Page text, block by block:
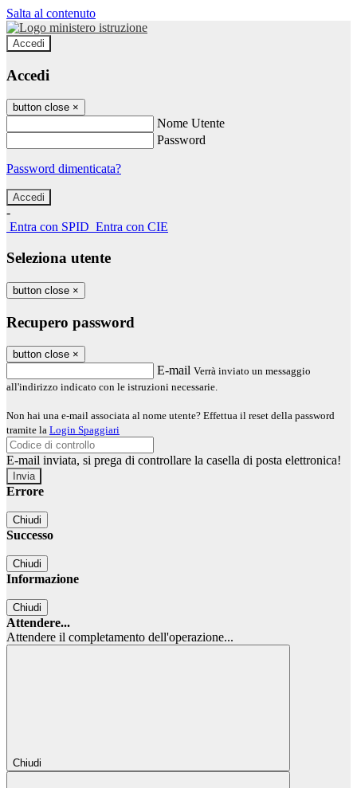
Salta al contenuto
Accedi
Accedi
button close ×
Nome Utente
Password
Password dimenticata?
-
Entra con SPID Entra con CIE
Seleziona utente
button close ×
Recupero password
button close ×
E-mail Verrà inviato un messaggio
all'indirizzo indicato con le istruzioni necessarie.
Non hai una e-mail associata al nome utente? Effettua il reset della password
tramite la Login Spaggiari
E-mail inviata, si prega di controllare la casella di posta elettronica!
Errore
Chiudi
Successo
Chiudi
Informazione
Chiudi
Attendere...
Attendere il completamento dell'operazione...
Chiudi